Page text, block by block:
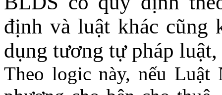
định và luật khác cũng
dụng tương tự pháp
Theo logic này, nếu Luật